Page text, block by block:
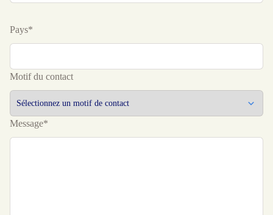
Pays*
Motif du contact
Message*